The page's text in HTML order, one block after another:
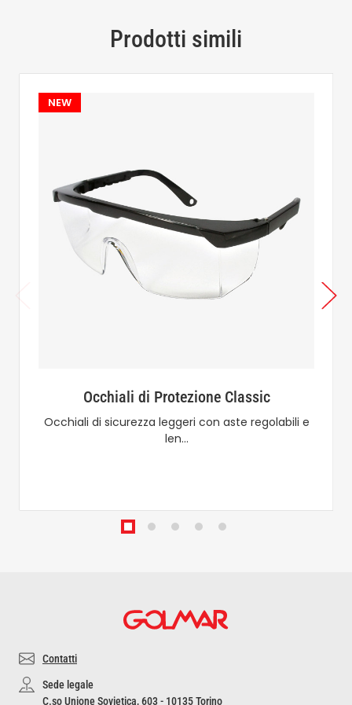
Prodotti simili
NEW
Occhiali di Protezione Classic
Occhiali di sicurezza leggeri con aste regolabili e
len…
Contatti
Sede legale
C.so Unione Sovietica, 603 - 10135 Torino